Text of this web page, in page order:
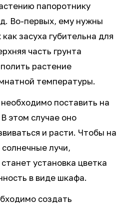
папоротнику
Во-первых, ему нужны
засуха губительна для
часть грунта
растение
температуры.
поставить на
этом случае оно
и расти. Чтобы на
лучи,
установка цветка
в виде шкафа.
создать